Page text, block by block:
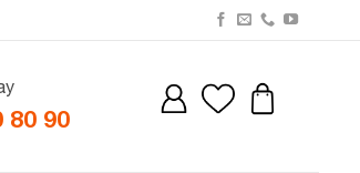
80 90